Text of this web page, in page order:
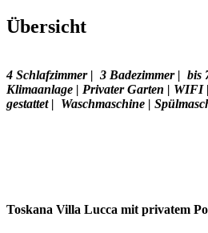
Übersicht
4 Schlafzimmer| 3 Badezimmer| bis
Klimaanlage | Privater Garten | WIFI |
gestattet | Waschmaschine |
Toskana Villa Lucca mit privatem